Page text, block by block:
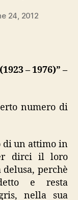
24, 2012
– 1976)” –
numero di
di un attimo in
dirci il loro
delusa, perchè
e resta
nella sua